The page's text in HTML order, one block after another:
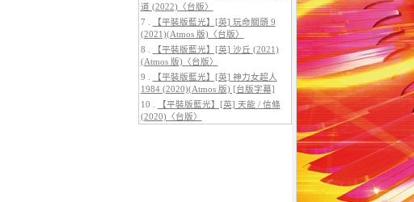
【平裝版藍光】[英] 阿凡達3：火
與燼 (2025)(Atmos 版)〈台版〉
道 (2022)〈台版〉
7 .
【平裝版藍光】[英] 玩命關頭 9
(2021)(Atmos 版)〈台版〉
8 .
【平裝版藍光】[英] 沙丘 (2021)
(Atmos 版)〈台版〉
9 .
【平裝版藍光】[英] 神力女超人
1984 (2020)(Atmos 版) [台版字幕]
10 .
【平裝版藍光】[英] 天能 / 信條
(2020)〈台版〉